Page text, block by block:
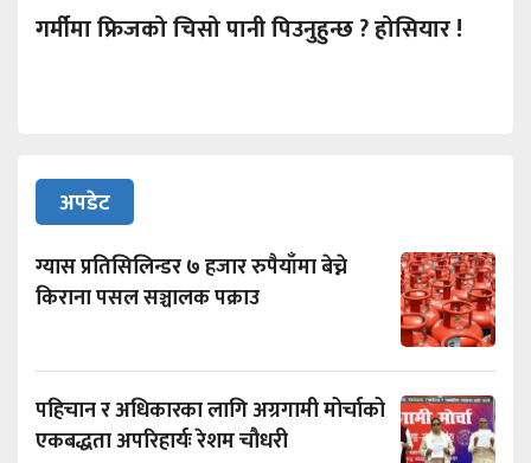
गर्मीमा फ्रिजको चिसो पानी पिउनुहुन्छ ? होसियार !
अपडेट
ग्यास प्रतिसिलिन्डर ७ हजार रुपैयाँमा बेच्ने
किराना पसल सञ्चालक पक्राउ
पहिचान र अधिकारका लागि अग्रगामी मोर्चाको
एकबद्धता अपरिहार्यः रेशम चौधरी